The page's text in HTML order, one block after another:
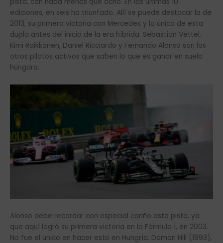
ediciones, en seis ha triunfado. Allí se puede destacar la de
2013, su primera victoria con Mercedes y la única de esta
dupla antes del inicio de la era híbrida. Sebastian Vettel,
Kimi Raikkonen, Daniel Ricciardo y Fernando Alonso son los
otros pilotos activos que saben lo que es ganar en suelo
húngaro.
Alonso debe recordar con especial cariño esta pista, ya
que aquí logró su primera victoria en la Fórmula 1, en 2003.
No fue el único en hacer esto en Hungría. Damon Hill (1993),